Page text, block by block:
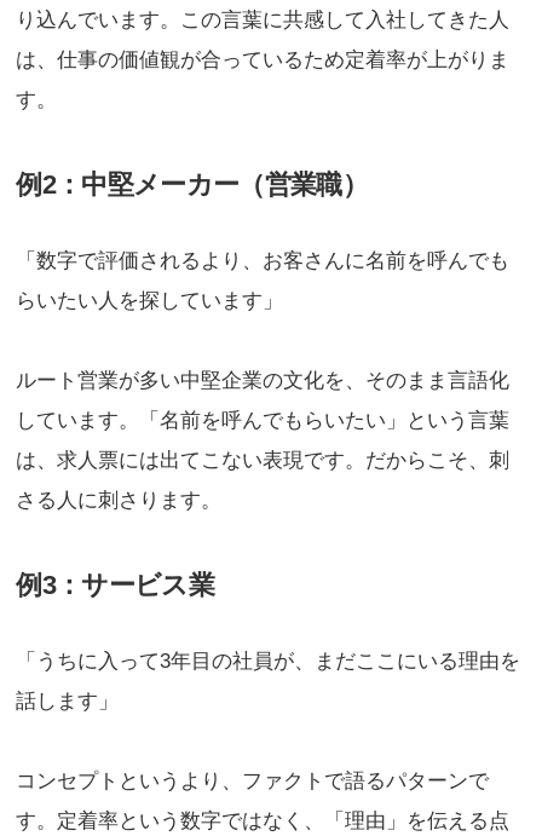
り込んでいます。この言葉に共感して入社してきた人
は、仕事の価値観が合っているため定着率が上がりま
す。
例2：中堅メーカー（営業職）
「数字で評価されるより、お客さんに名前を呼んでも
らいたい人を探しています」
ルート営業が多い中堅企業の文化を、そのまま言語化
しています。「名前を呼んでもらいたい」という言葉
は、求人票には出てこない表現です。だからこそ、刺
さる人に刺さります。
例3：サービス業
「うちに入って3年目の社員が、まだここにいる理由を
話します」
コンセプトというより、ファクトで語るパターンで
す。定着率という数字ではなく、「理由」を伝える点